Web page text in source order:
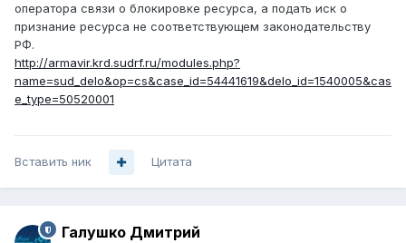
оператора связи о блокировке ресурса, а подать иск о
признание ресурса не соответствующем законодательству
РФ.
http://armavir.krd.sudrf.ru/modules.php?
name=sud_delo&op=cs&case_id=54441619&delo_id=1540005&cas
e_type=50520001
Вставить ник Цитата
Галушко Дмитрий